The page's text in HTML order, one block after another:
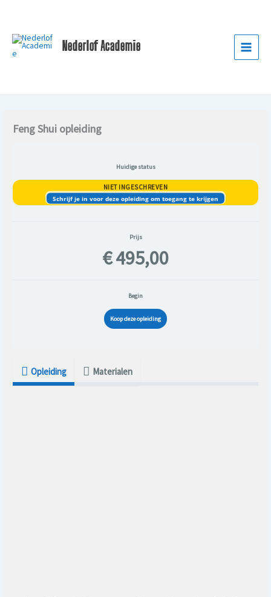
inhoud
Nederlof Academie
Feng Shui opleiding
Huidige status
NIET INGESCHREVEN
Schrijf je in voor deze opleiding om toegang te krijgen
Prijs
€ 495,00
Begin
Koop deze opleiding
Opleiding Materialen